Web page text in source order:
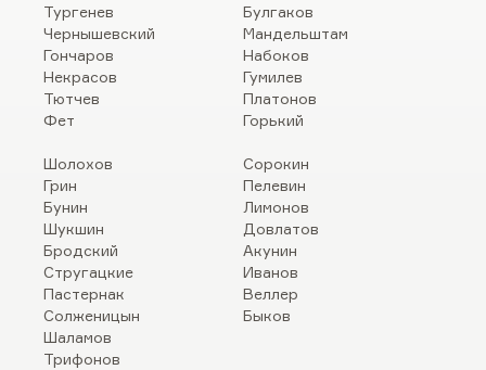
Тургенев
Чернышевский
Гончаров
Некрасов
Тютчев
Фет
Булгаков
Мандельштам
Набоков
Гумилев
Платонов
Горький
Шолохов
Грин
Бунин
Шукшин
Бродский
Стругацкие
Пастернак
Солженицын
Шаламов
Трифонов
Сорокин
Пелевин
Лимонов
Довлатов
Акунин
Иванов
Веллер
Быков